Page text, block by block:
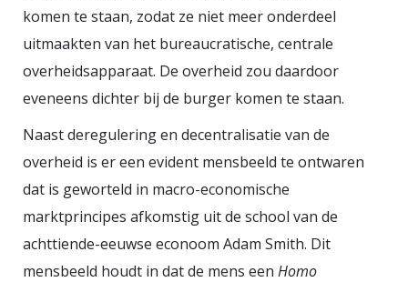
Privatisering past in hetzelfde
stramien. Publieke diensten
zouden efficiënter worden onder
marktwerking. In de zorg, energie
en het openbaar vervoer ontstond
een complex stelsel van prikkels
waarin winst regelmatig botst met
publiek belang. Kosten dalen
zelden structureel;
toegankelijkheid en transparantie
komen te staan, zodat ze niet meer onderdeel
uitmaakten van het bureaucratische, centrale
overheidsapparaat. De overheid zou daardoor
eveneens dichter bij de burger komen te staan.
Naast deregulering en decentralisatie van de
overheid is er een evident mensbeeld te ontwaren
dat is geworteld in macro-economische
marktprincipes afkomstig uit de school van de
achttiende-eeuwse econoom Adam Smith. Dit
mensbeeld houdt in dat de mens een Homo